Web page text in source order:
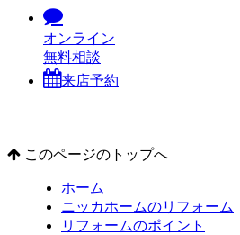
オンライン
無料相談
来店予約
このページのトップへ
ホーム
ニッカホームのリフォーム
リフォームのポイント